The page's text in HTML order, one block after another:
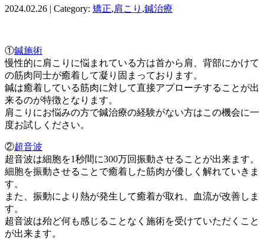
2024.02.26 | Category: 矯正,肩こり ,鍼治療
①鍼施術
慢性的に肩こりに悩まれている方は首から肩、背部にかけて
の筋肉同士が癒着して凝り固まっております。
鍼は癒着している筋肉に対して直接アプローチすることが出
来るのが特徴となります。
肩こりにお悩みの方で鍼治療の経験がない方はこの機会に一
度お試しください。
②超音波
超音波は細胞を1秒間に300万回振動させることが出来ます。
細胞を振動させることで癒着した筋肉が優しく解れていきま
す。
また、振動により熱が発生して癒着が取れ、血流が改善しま
す。
超音波は殆ど何も感じることなく施術を受けていただくこと
が出来ます。